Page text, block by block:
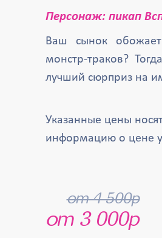
Персонаж: пикап
Ваш сынок
монстр-траков?
лучший сюрприз на
Указанные цены
информацию о цене
от 4 500р
от 3 000р